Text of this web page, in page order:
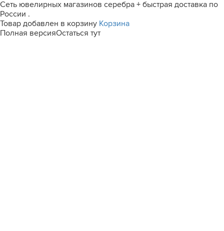
Сеть ювелирных магазинов серебра + быстрая доставка по
России .
Товар добавлен в корзину Корзина
Полная версияОстаться тут